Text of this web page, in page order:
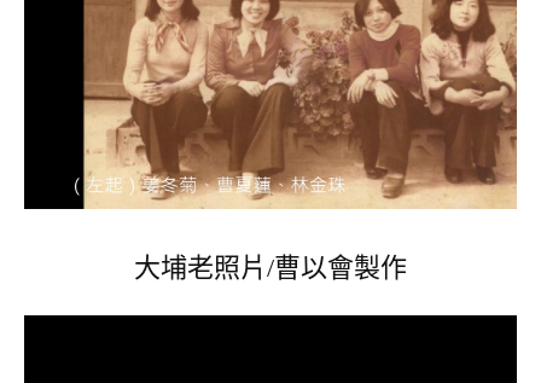
大埔老照片/曹以會製作